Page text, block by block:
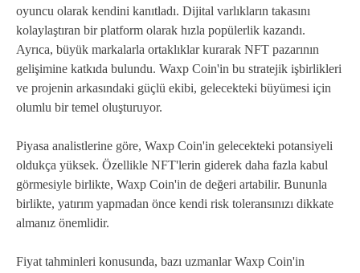
oyuncu olarak kendini kanıtladı. Dijital varlıkların takasını
kolaylaştıran bir platform olarak hızla popülerlik kazandı.
Ayrıca, büyük markalarla ortaklıklar kurarak NFT pazarının
gelişimine katkıda bulundu. Waxp Coin'in bu stratejik işbirlikleri
ve projenin arkasındaki güçlü ekibi, gelecekteki büyümesi için
olumlu bir temel oluşturuyor.
Piyasa analistlerine göre, Waxp Coin'in gelecekteki potansiyeli
oldukça yüksek. Özellikle NFT'lerin giderek daha fazla kabul
görmesiyle birlikte, Waxp Coin'in de değeri artabilir. Bununla
birlikte, yatırım yapmadan önce kendi risk toleransınızı dikkate
almanız önemlidir.
Fiyat tahminleri konusunda, bazı uzmanlar Waxp Coin'in